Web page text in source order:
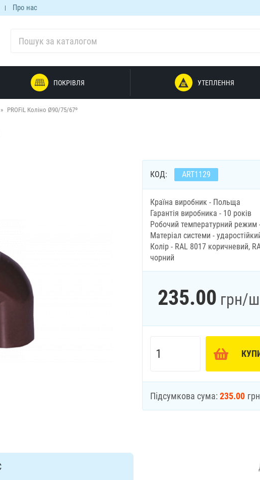
Про нас
ПОКРІВЛЯ УТЕПЛЕННЯ
PROFiL Коліно Ø90/75/67º
КОД: ART1129
Країна виробник - Польща
Гарантія виробника - 10 років
Робочий температурний режим
Матеріал системи -
Колір - RAL 8017 коричневий,
чорний
235.00 грн/
Підсумкова сума: 235.00 грн